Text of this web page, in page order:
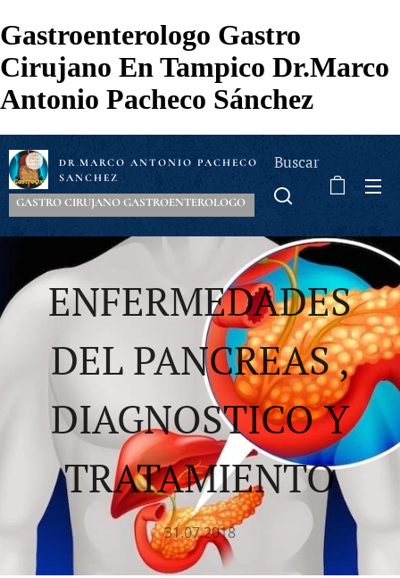
Gastroenterologo Gastro
Cirujano En Tampico Dr.Marco
Antonio Pacheco Sánchez
DR . MARCO ANTONIO PACHECO
SANCHEZ
GASTRO CIRUJANO GASTROENTEROLOGO
Buscar
ENFERMEDADES
DEL PANCREAS ,
DIAGNOSTICO Y
TRATAMIENTO
31.07.2018